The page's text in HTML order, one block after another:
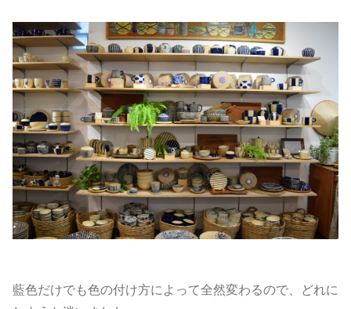
藍色だけでも色の付け方によって全然変わるので、どれに